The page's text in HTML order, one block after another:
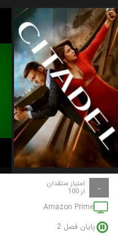
- امتیاز منتقدان
از 100
Amazon Prime
پایان فصل 2